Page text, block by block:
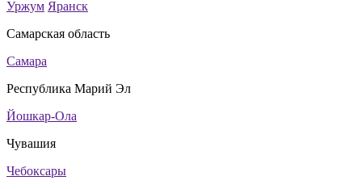
Уржум Яранск
Самарская область
Самара
Республика Марий Эл
Йошкар-Ола
Чувашия
Чебоксары